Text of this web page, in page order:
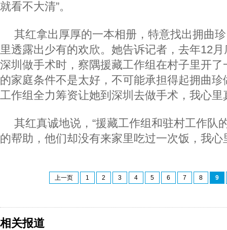
就看不大清”。
其红拿出厚厚的一本相册，特意找出拥曲
里透露出少有的欢欣。她告诉记者，去年12
深圳做手术时，察隅援藏工作组在村子里开了
的家庭条件不是太好，不可能承担得起拥曲
工作组全力筹资让她到深圳去做手术，我心里
其红真诚地说，“援藏工作组和驻村工作队
的帮助，他们却没有来家里吃过一次饭，我心
上一页 1 2 3 4 5 6 7 8 9
相关报道